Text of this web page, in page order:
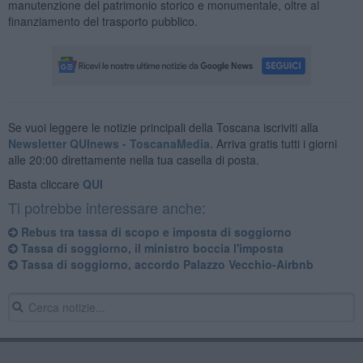
manutenzione del patrimonio storico e monumentale, oltre al
finanziamento del trasporto pubblico.
Se vuoi leggere le notizie principali della Toscana iscriviti alla
Newsletter QUInews - ToscanaMedia. Arriva gratis tutti i giorni
alle 20:00 direttamente nella tua casella di posta.
Basta cliccare QUI
Ti potrebbe interessare anche:
Rebus tra tassa di scopo e imposta di soggiorno
Tassa di soggiorno, il ministro boccia l'imposta
Tassa di soggiorno, accordo Palazzo Vecchio-Airbnb